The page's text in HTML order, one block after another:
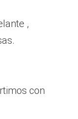
,
con